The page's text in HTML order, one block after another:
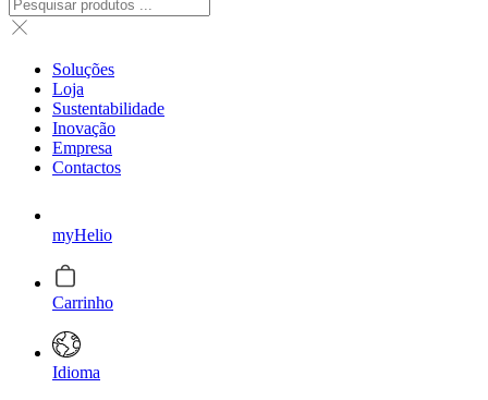
Soluções
Loja
Sustentabilidade
Inovação
Empresa
Contactos
myHelio
Carrinho
Idioma